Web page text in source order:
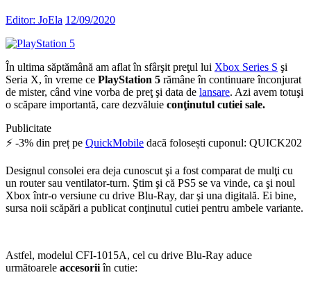
Editor: JoEla 12/09/2020
În ultima săptămână am aflat în sfârşit preţul lui Xbox Series S şi
Seria X, în vreme ce PlayStation 5 rămâne în continuare înconjurat
de mister, când vine vorba de preţ şi data de lansare. Azi avem totuşi
o scăpare importantă, care dezvăluie conţinutul cutiei sale.
Publicitate
⚡ -3% din preț pe QuickMobile dacă folosești cuponul: QUICK202
Designul consolei era deja cunoscut şi a fost comparat de mulţi cu
un router sau ventilator-turn. Ştim şi că PS5 se va vinde, ca şi noul
Xbox într-o versiune cu drive Blu-Ray, dar şi una digitală. Ei bine,
sursa noii scăpări a publicat conţinutul cutiei pentru ambele variante.
Astfel, modelul CFI-1015A, cel cu drive Blu-Ray aduce
următoarele accesoriiîn cutie: